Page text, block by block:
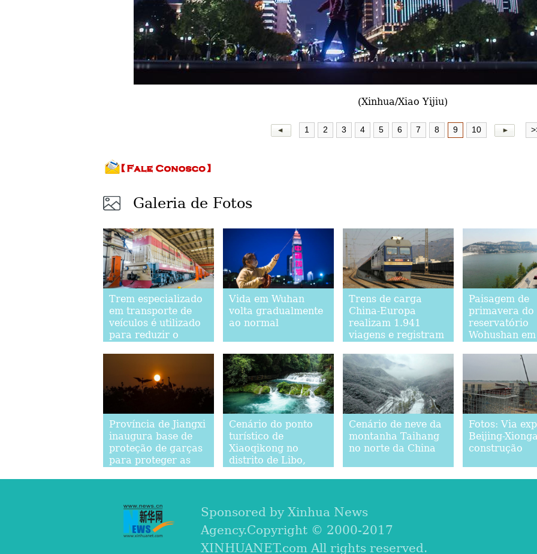
(Xinhua/Xiao Yijiu)
1 2 3 4 5 6 7 8 9 10
Galeria de Fotos
Trem especializado
em transporte de
veículos é utilizado
para reduzir o
Vida em Wuhan
volta gradualmente
ao normal
Trens de carga
China-Europa
realizam 1.941
viagens e registram
primeiro trimestre
Paisagem de
primavera do
reservatório
Wohushan
Província de Jiangxi
inaugura base de
proteção de garças
para proteger as
Cenário do ponto
turístico de
Xiaoqikong no
distrito de Libo,
Cenário de neve da
montanha Taihang
no norte da China
Fotos: Via
Beijing-
construção
Sponsored by Xinhua News
Agency.Copyright © 2000-2017
XINHUANET.com All rights reserved.